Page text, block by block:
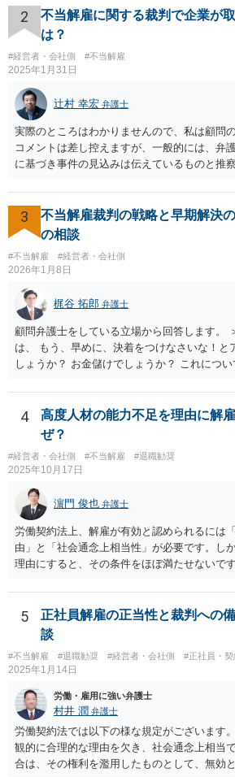
有効か無効かという点は能力不足の程度にも
の先生は具体的な事情を検討した上で能力不
するほどではないと判断されたのだと思いま
連続する、会社のお金を横領する等の場合に
も有効と判断されるケースも多いですが、た
合はかなり解雇のハードルが高いと言わざる
解雇の場合には、戒告、譴責、減給、出勤停
を行い、改善を促したもののそれでも改善さ
み切る等段階的に手順をい踏んだ場合は解雇
性が高まります。 高度人材の中途社員だから
うわけではありませんが、高度人材の中途社
相応に高い能力を求められているため能力不
低い新卒の社員と比較すると厳格に判断され
判断が比較的甘くなるという可能性はあると
度人材の中途社員の場合でもやはり解雇のハ
となります。 今回のようなリスクを避ける観
無期雇用契約ではなく有期雇用契約で募集す
る、業務委託契約を検討するという方法もあ
（※業務委託契約を検討される場合は、運用
用契約関係であると判断されるリスクもあり
生にもご相談の上慎重にご判断ください。）
2
不当解雇に関する裁判で企業が
は？
#経営者・会社側 #不当解雇
2025年1月31日
辻村 幸宏 弁護士
実際のところはわかりませんので、私は顧問
コメントは差し控えますが、一般的には、弁
に基づき事件の見込みは伝えているものと推
れを経営者自身が問題と感じていないのであ
書きのような経営者のマインドからすれば、
根本的には弁護士選び含めて経営者の判断で
思います。実際、事件の見込みが芳しくない
伝えしても考えを変えていただけない経営者
理人として説明説得を尽くしてもあくまで決
ら、事件がうまくいかないことの責任は弁護
ということも多いと思います。そのような場
の良いものではないので自ら辞任を検討する
的にはお分かりいただけるだろうと考えて続
相談者さんが、今の弁護士さんの対応や方針
り経営者の考えが歪められ、このままでは会
懸念するのであれば、ご相談者さんが経営者
考えを改められるよう進言なさってはいかが
3
不当解雇裁判の戦略と早期解決
の相談
#不当解雇 #経営者・会社側
2026年1月8日
梶谷 拓郎 弁護士
顧問弁護士をしている立場から回答します。
は、 もう、早めに、決着をつけなさいな！と
しょうか？ お金儲けでしょうか？ これにつ
件を受任して遂行します。 そしてあなたの言
なさいな！」が意味するところは、「敗訴的
が、それには弁護士報酬はつきませんので、
額してもらえるわけでもない他方で、弁護士
め、むしろ他の事件処理ができないという意
すことはあっても、基本的に儲かることには
手金をもらうということはありますが、1回限
関係なので、あまり好ましい処理ではありま
が切れる可能性があるからです。 つまり、弁
なく、顧問会社のためにその意思（それこそ
略）を踏まえたうえで事件を遂行している
は年俸が1200万円と高かったこともあり、復
復職の気持ちを萎えさす意味で、ずるずると
る作戦もあるのでしょうか？ 原告は、その
とで復職の意思があるということであればな
からと言って復職の気持ちが萎えるというこ
現在、原告的に勝ち筋の見通しが十分あると
クペイに対する期待から、萎える理由はまず
会社も原告の取下を狙っているという作戦の
問会社の意思の問題だと思われます。 ＞反論
反論となっており、論理破綻もしており、も
言葉をそのまま、文章にしたのか、一貫した
ん。 とありますが、代理人弁護士としては、
4
高度人材の能力不足を理由に解
ぜ？
#経営者・会社側 #不当解雇 #退職勧奨
2025年10月17日
濵門 俊也 弁護士
労働契約法上、解雇が有効と認められるには
由」と「社会通念上相当性」が必要です。し
理由にすると、その条件をほぼ満たせないで
や配置転換などの改善措置を尽くした記録 を
「合理的な解雇理由」とは認めないためです
足」で解雇を争われると、会社側が立証責任
勝てない（＝解雇無効と判断されやすい）の
ージとは逆で、「高年俸・高度専門職だから
をより厳しく求められ、能力不足理由で解雇
むしろ高くなります。 中途の高度人材を能力
① 導入期の評価基準と実績の比較 ② 複数回に
育の実施 ③ 配置転換などほかの改善策の検
ておかないと、解雇は無効とされる可能性が
5
正社員解雇の正当性と裁判への
談
#不当解雇 #退職勧奨 #経営者・会社側 #正社員・契
2025年1月14日
労働・雇用に強い弁護士
村井 潤 弁護士
労働契約法では以下の様な規定がございま
観的に合理的な理由を欠き、社会通念上相当
合は、その権利を濫用したものとして、無効